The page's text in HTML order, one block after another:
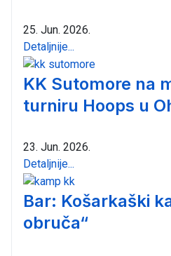
25. Jun. 2026.
Detaljnije...
KK Sutomore na
turniru Hoops u
23. Jun. 2026.
Detaljnije...
Bar: Košarkaški
obruča“